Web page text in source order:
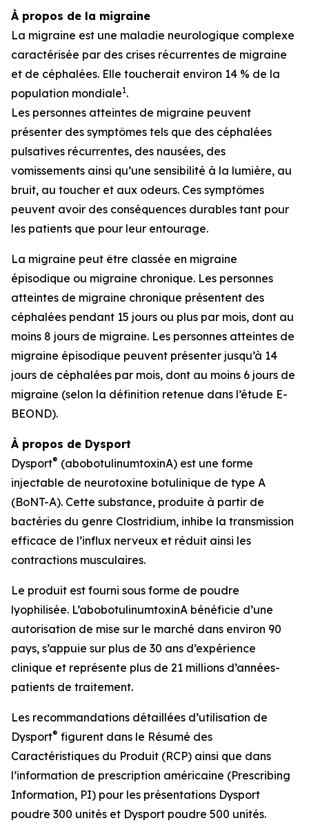
À propos de la migraine
La migraine est une maladie neurologique complexe
caractérisée par des crises récurrentes de migraine
et de céphalées. Elle toucherait environ 14 % de la
population mondiale1.
Les personnes atteintes de migraine peuvent
présenter des symptômes tels que des céphalées
pulsatives récurrentes, des nausées, des
vomissements ainsi qu’une sensibilité à la lumière, au
bruit, au toucher et aux odeurs. Ces symptômes
peuvent avoir des conséquences durables tant pour
les patients que pour leur entourage.
La migraine peut être classée en migraine
épisodique ou migraine chronique. Les personnes
atteintes de migraine chronique présentent des
céphalées pendant 15 jours ou plus par mois, dont au
moins 8 jours de migraine. Les personnes atteintes de
migraine épisodique peuvent présenter jusqu’à 14
jours de céphalées par mois, dont au moins 6 jours de
migraine (selon la définition retenue dans l’étude E-
BEOND).
À propos de Dysport
Dysport® (abobotulinumtoxinA) est une forme
injectable de neurotoxine botulinique de type A
(BoNT-A). Cette substance, produite à partir de
bactéries du genre Clostridium, inhibe la transmission
efficace de l’influx nerveux et réduit ainsi les
contractions musculaires.
Le produit est fourni sous forme de poudre
lyophilisée. L’abobotulinumtoxinA bénéficie d’une
autorisation de mise sur le marché dans environ 90
pays, s’appuie sur plus de 30 ans d’expérience
clinique et représente plus de 21 millions d’années-
patients de traitement.
Les recommandations détaillées d’utilisation de
Dysport® figurent dans le Résumé des
Caractéristiques du Produit (RCP) ainsi que dans
l’information de prescription américaine (Prescribing
Information, PI) pour les présentations Dysport
poudre 300 unités et Dysport poudre 500 unités.